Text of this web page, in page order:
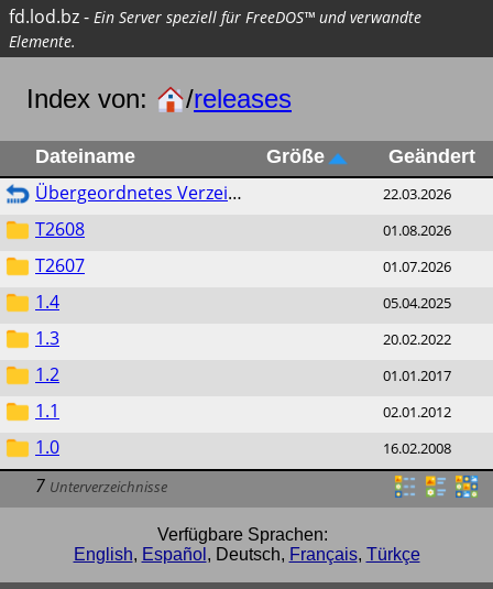
fd.lod.bz- Ein Server speziell für FreeDOS™ und verwandte
Elemente.
Index von: /releases
Dateiname Größe Geändert
Übergeordnetes Verzeichnis 22.03.2026
T2608 01.08.2026
T2607 01.07.2026
1.4 05.04.2025
1.3 20.02.2022
1.2 01.01.2017
1.1 02.01.2012
1.0 16.02.2008
7 Unterverzeichnisse
Verfügbare Sprachen:
English, Español , Deutsch, Français, Türkçe